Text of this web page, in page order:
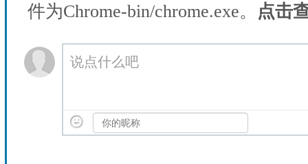
件为Chrome-bin/chrome.exe。
点击
说点什么吧